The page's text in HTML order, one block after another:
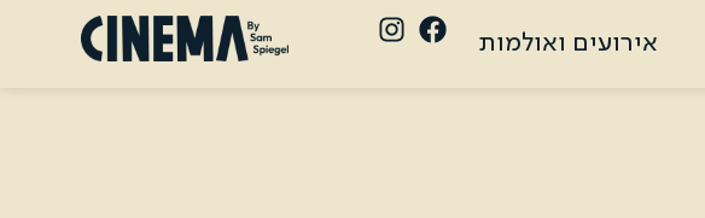
אירועים ואולמות